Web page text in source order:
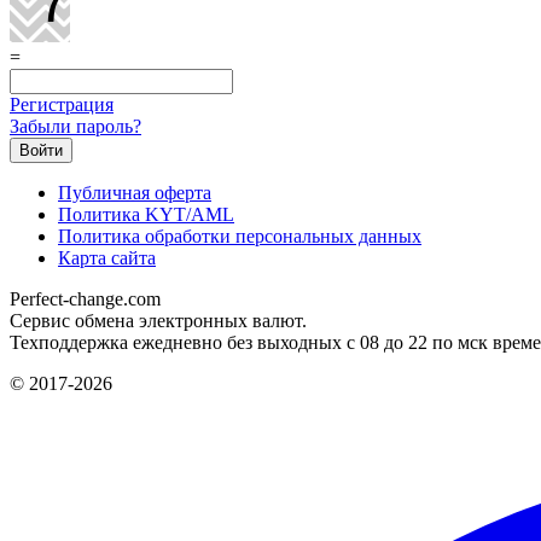
=
Регистрация
Забыли пароль?
Публичная оферта
Политика KYT/AML
Политика обработки персональных данных
Карта сайта
Perfect-change.com
Сервис обмена электронных валют.
Техподдержка ежедневно без выходных с 08 до 22 по мск
© 2017-2026